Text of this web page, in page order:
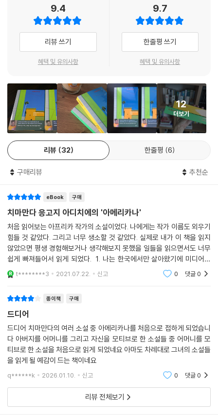
9.4
리뷰 쓰기
혜택 및 유의사항
9.7
한줄평 쓰기
혜택 및 유의사항
12
더보기
리뷰 32 한줄평 6
구매리뷰 추천순
eBook 구매
치마만다 응고지 아디치에의 '아메리카나'
처음 읽어보는 아프리카 작가의 소설이었다. 나에게는 작가 이름도 외우기
힘들 것 같았다. 그리고 너무 생소할 것 같았다. 실제로 내가 이 책을 읽지
않았으면 평생 경험해보거나 생각해보지 못했을 일들을 읽으면서도 너무
쉽게 빠져들어서 읽게 되었다. 1. 나는 한국에서만 살아왔기에 미디어나
글자로는 꽤 접해봤지만 피부로 인종차별을 느낀적은 없다. 더욱이 미국
인 흑인과 비
t********3 2021.07.22. 신고 0 댓글0
종이책 구매
드디어
드디어 치마만다의 여러 소설 중 아메리카나를 처음으로 접하게 되었습니
다 아버지를 어머니를 그리고 자신을 모티브로 한 소설들 중 어머니를 모
티브로 한 소설을 처음으로 읽게 되었네요 아마도 차례대로 그녀의 소설들
을 읽게 될 예감이 드는 책이네요
q******k 2026.01.10. 신고 0 댓글0
리뷰 전체보기